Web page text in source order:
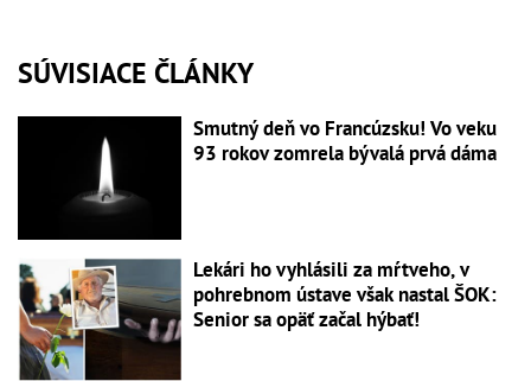
SÚVISIACE ČLÁNKY
Smutný deň vo Francúzsku! Vo veku
93 rokov zomrela bývalá prvá dáma
Lekári ho vyhlásili za mŕtveho, v
pohrebnom ústave však nastal ŠOK:
Senior sa opäť začal hýbať!